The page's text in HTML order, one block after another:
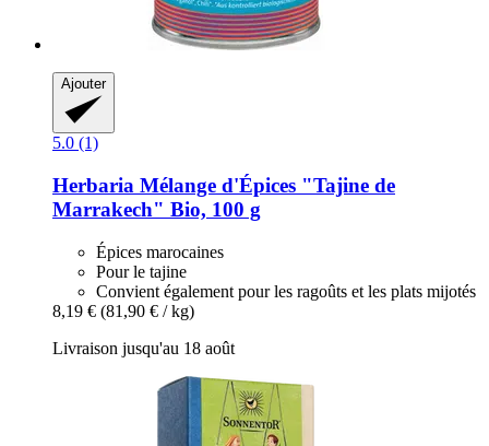
Ajouter
5.0 (1)
Herbaria Mélange d'Épices "Tajine de
Marrakech" Bio, 100 g
Épices marocaines
Pour le tajine
Convient également pour les ragoûts et les plats mijotés
8,19 € (81,90 € / kg)
Livraison jusqu'au 18 août